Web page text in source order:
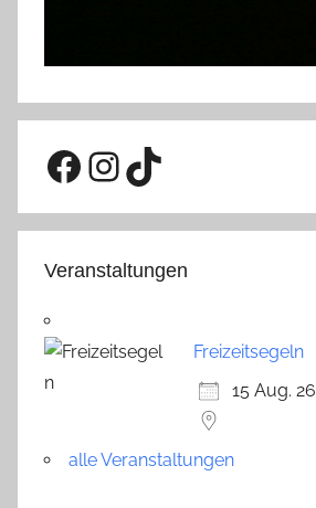
Facebook
Instagram
TikTok
Veranstaltungen
Freizeitsegeln
15 Aug. 26
alle Veranstaltungen